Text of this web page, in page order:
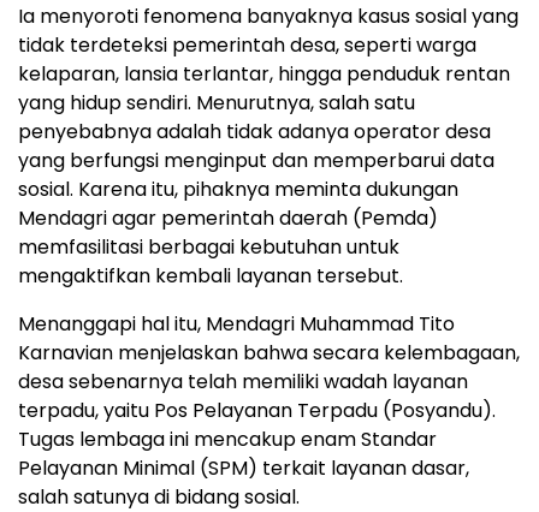
Ia menyoroti fenomena banyaknya kasus sosial yang
tidak terdeteksi pemerintah desa, seperti warga
kelaparan, lansia terlantar, hingga penduduk rentan
yang hidup sendiri. Menurutnya, salah satu
penyebabnya adalah tidak adanya operator desa
yang berfungsi menginput dan memperbarui data
sosial. Karena itu, pihaknya meminta dukungan
Mendagri agar pemerintah daerah (Pemda)
memfasilitasi berbagai kebutuhan untuk
mengaktifkan kembali layanan tersebut.
Menanggapi hal itu, Mendagri Muhammad Tito
Karnavian menjelaskan bahwa secara kelembagaan,
desa sebenarnya telah memiliki wadah layanan
terpadu, yaitu Pos Pelayanan Terpadu (Posyandu).
Tugas lembaga ini mencakup enam Standar
Pelayanan Minimal (SPM) terkait layanan dasar,
salah satunya di bidang sosial.